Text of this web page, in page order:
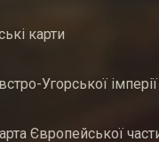
карти
Угорської імперії
Європейської